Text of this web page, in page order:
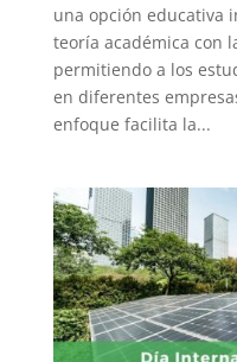
una opción educativa
teoría académica con
permitiendo a los
en diferentes
enfoque facilita la...